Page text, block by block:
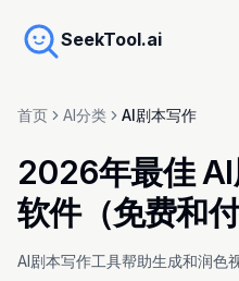
SeekTool.ai
首页 AI分类 AI剧本写作
2026年最佳
软件（免费和付
AI剧本写作工具帮助生成和润色